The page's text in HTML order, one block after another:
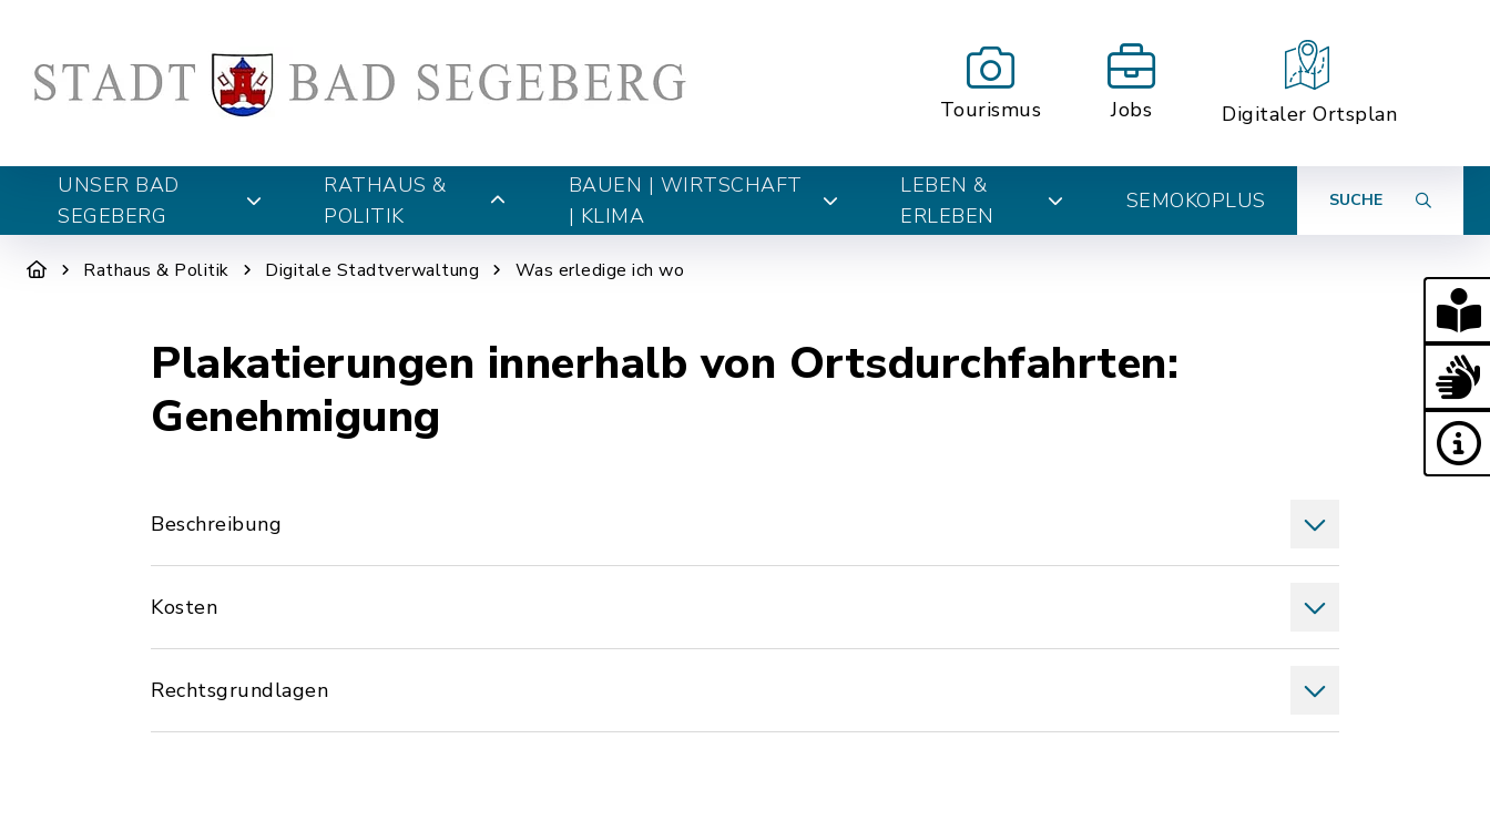
Tourismus Jobs Digitaler Ortsplan
UNSER BAD
SEGEBERG
RATHAUS &
POLITIK
BAUEN | WIRTSCHAFT
| KLIMA
LEBEN &
ERLEBEN
SEMOKOPLUS SUCHE
Rathaus & Politik Digitale Stadtverwaltung Was erledige ich wo
Plakatierungen innerhalb von Ortsdurchfahrten:
Genehmigung
Beschreibung
Kosten
Rechtsgrundlagen